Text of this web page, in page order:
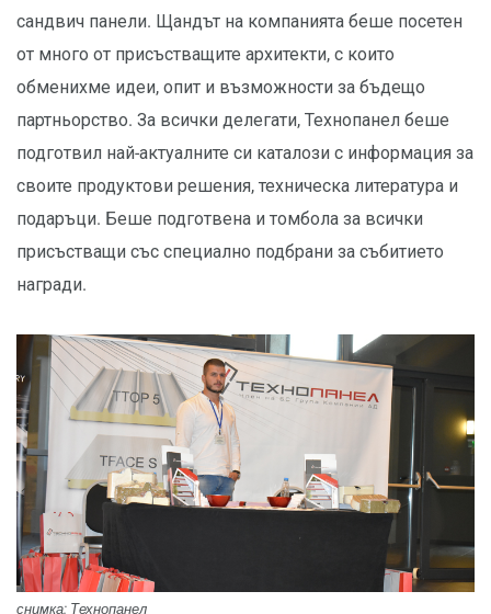
сандвич панели. Щандът на компанията беше посетен
от много от присъстващите архитекти, с които
обменихме идеи, опит и възможности за бъдещо
партньорство. За всички делегати, Технопанел беше
подготвил най-актуалните си каталози с информация за
своите продуктови решения, техническа литература и
подаръци. Беше подготвена и томбола за всички
присъстващи със специално подбрани за събитието
награди.
снимка: Технопанел